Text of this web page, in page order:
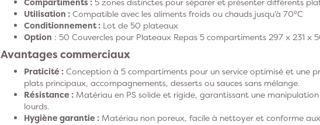
Utilisation : Compatible avec les aliments froids ou chauds jusqu’à 70°C
Conditionnement : Lot de 50 plateaux
Option : 50 Couvercles pour Plateaux Repas 5 compartiments 297 x 231 x
Avantages commerciaux
Praticité : Conception à 5 compartiments pour un service optimisé et une
plats principaux, accompagnements, desserts ou sauces sans mélange.
Résistance : Matériau en PS solide et rigide, garantissant une
lourds.
Hygiène garantie : Matériau non poreux, facile à nettoyer et conforme